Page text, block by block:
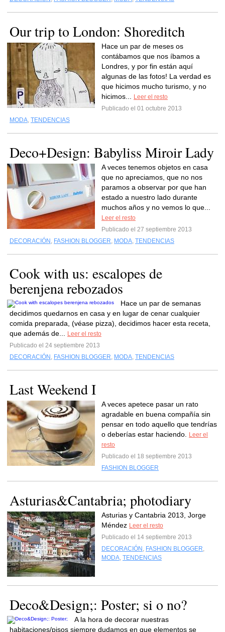
Our trip to London: Shoreditch
Hace un par de meses os
contábamos que nos íbamos a
Londres, y por fin están aquí
algunas de las fotos! La verdad es
que hicimos mucho turismo, y no
hicimos...
Leer el resto
Publicado el 01 octubre 2013
MODA, TENDENCIAS
Deco+Design: Babyliss Miroir Lady
A veces tenemos objetos en casa
que no apreciamos, que no nos
paramos a observar por que han
estado a nuestro lado durante
muchos años y no vemos lo que...
Leer el resto
Publicado el 27 septiembre 2013
DECORACIÓN , FASHION BLOGGER, MODA, TENDENCIAS
Cook with us: escalopes de
berenjena rebozados
Hace un par de semanas
decidimos quedarnos en casa y en lugar de cenar cualquier
comida preparada, (véase pizza), decidimos hacer esta receta,
que además de...
Leer el resto
Publicado el 24 septiembre 2013
DECORACIÓN , FASHION BLOGGER, MODA, TENDENCIAS
Last Weekend I
A veces apetece pasar un rato
agradable en buena compañía sin
pensar en todo aquello que tendrías
o deberías estar haciendo.
Leer el
resto
Publicado el 18 septiembre 2013
FASHION BLOGGER
Asturias&Cantabria; photodiary
Asturias y Cantabria 2013, Jorge
Méndez Leer el resto
Publicado el 14 septiembre 2013
DECORACIÓN , FASHION BLOGGER,
MODA, TENDENCIAS
Deco&Design;: Poster; si o no?
A la hora de decorar nuestras
habitaciones/pisos siempre dudamos en que elementos se